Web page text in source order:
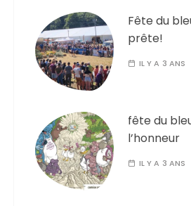
Fête du
prête!
IL Y A 3 ANS
fête du
l’honneur
IL Y A 3 ANS